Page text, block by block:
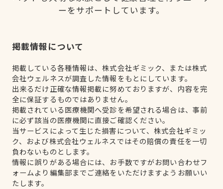
ーをサポートしています。
掲載情報について
掲載している各種情報は、株式会社ギミック、または株式
会社ウェルネスが調査した情報をもとにしています。
出来るだけ正確な情報掲載に努めておりますが、内容を完
全に保証するものではありません。
掲載されている医療機関へ受診を希望される場合は、事前
に必ず該当の医療機関に直接ご確認ください。
当サービスによって生じた損害について、株式会社ギミッ
ク、および株式会社ウェルネスではその賠償の責任を一切
負わないものとします。
情報に誤りがある場合には、お手数ですがお問い合わせフ
ォームより編集部までご連絡をいただけますようお願いい
たします。